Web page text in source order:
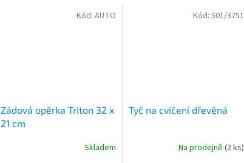
Zádová opěrka Triton 32 x
21 cm
Skladem
Kód: AUTO
Tyč na cvičení dřevěná
Na prodejně (2 ks)
Kód: 501/3751